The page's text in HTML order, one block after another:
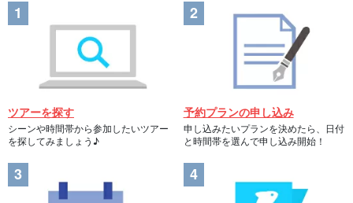
ツアーを探す
シーンや時間帯から参加したいツアー
を探してみましょう♪
予約プランの申し込み
申し込みたいプランを決めたら、日付
と時間帯を選んで申し込み開始！